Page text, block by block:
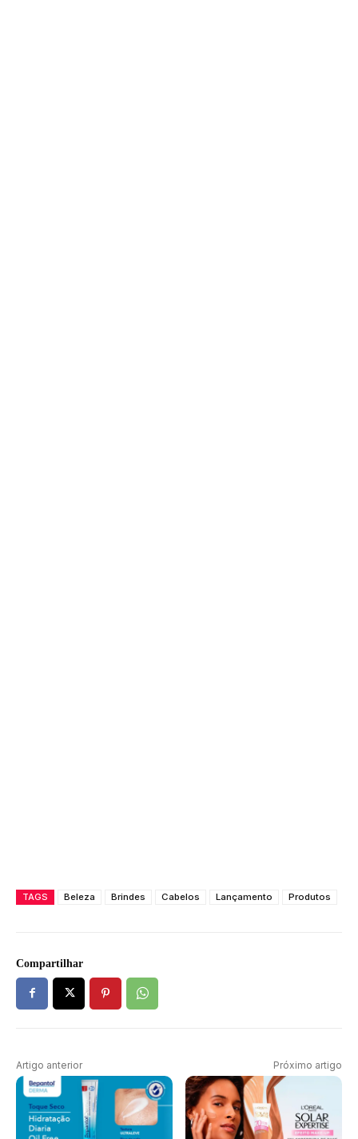
TAGS Beleza Brindes Cabelos Lançamento Produtos
Compartilhar
Artigo anterior Próximo artigo